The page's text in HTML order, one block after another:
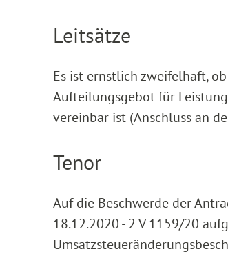
Leitsätze
Es ist ernstlich zweifelhaft,
Aufteilungsgebot für
vereinbar ist (Anschluss an
Tenor
Auf die Beschwerde der
18.12.2020 - 2 V 1159/20